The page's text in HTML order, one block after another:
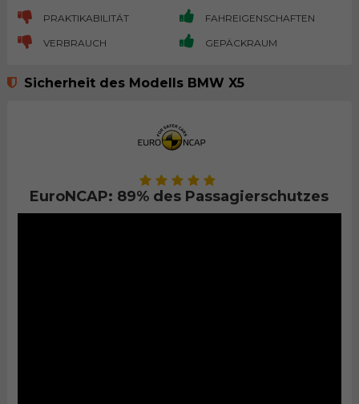
PRAKTIKABILITÄT FAHREIGENSCHAFTEN
VERBRAUCH GEPÄCKRAUM
Sicherheit des Modells BMW X5
EuroNCAP: 89% des Passagierschutzes